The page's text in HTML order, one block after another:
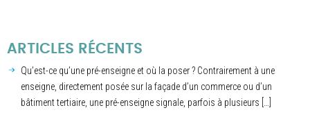
ARTICLES RÉCENTS
Qu’est-ce qu’une pré-enseigne et où la poser ? Contrairement à une
enseigne, directement posée sur la façade d’un commerce ou d’un
bâtiment tertiaire, une pré-enseigne signale, parfois à plusieurs […]